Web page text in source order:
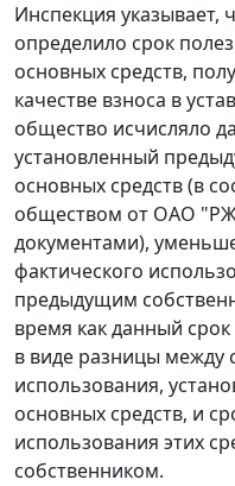
Инспекция указывает,
определило срок
основных средств,
качестве взноса в
общество исчисляло
установленный
основных средств (в
обществом от ОАО
документами),
фактического
предыдущим
время как данный
в виде разницы между
использования,
основных средств, и
использования этих
собственником.